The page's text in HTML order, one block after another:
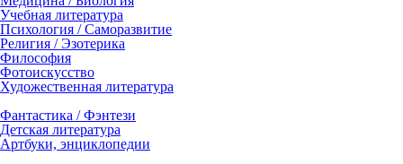
Учебная литература
Психология / Саморазвитие
Религия / Эзотерика
Философия
Фотоискусство
Художественная литература
Фантастика / Фэнтези
Детская литература
Артбуки, энциклопедии